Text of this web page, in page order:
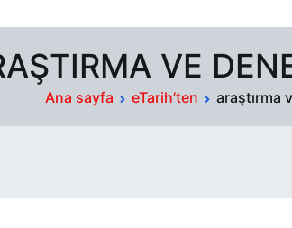
VE
Ana sayfa eTarih’ten araştırma